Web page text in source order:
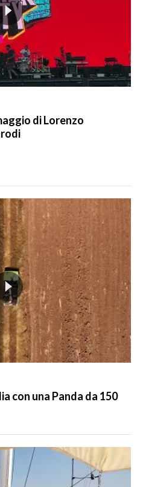
di Lorenzo
con una Panda da 150